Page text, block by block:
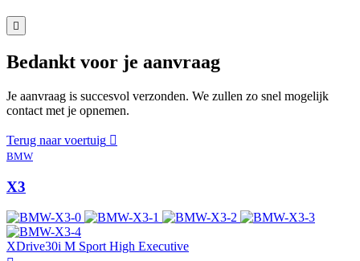
Bedankt voor je aanvraag
Je aanvraag is succesvol verzonden. We zullen zo snel mogelijk
contact met je opnemen.
Terug naar voertuig
BMW
X3
XDrive30i M Sport High Executive